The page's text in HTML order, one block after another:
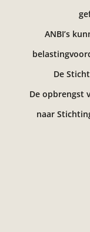
ANBI’s
De
De opbrengst
naar